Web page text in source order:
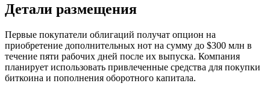
Детали размещения
Первые покупатели облигаций получат опцион на
приобретение дополнительных нот на сумму до $300 млн в
течение пяти рабочих дней после их выпуска. Компания
планирует использовать привлеченные средства для покупки
биткоина и пополнения оборотного капитала.